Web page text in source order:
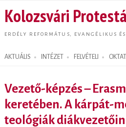
Kolozsvári
ERDÉLY REFORMÁTUS, EVANGÉLIKUS
AKTUÁLIS INTÉZET FELVÉTELI
Search form
Vezető-képzés –
keretében. A kárpát-
teológiák